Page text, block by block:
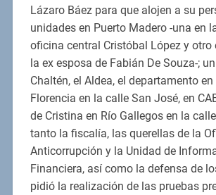
Lázaro Báez para que alojen a su
unidades en Puerto Madero -una en
oficina central Cristóbal López y otro
la ex esposa de Fabián De Souza-;
Chaltén, el Aldea, el departamento
Florencia en la calle San José, en
de Cristina en Río Gallegos en la
tanto la fiscalía, las querellas de la
Anticorrupción y la Unidad de
Financiera, así como la defensa de
pidió la realización de las pruebas